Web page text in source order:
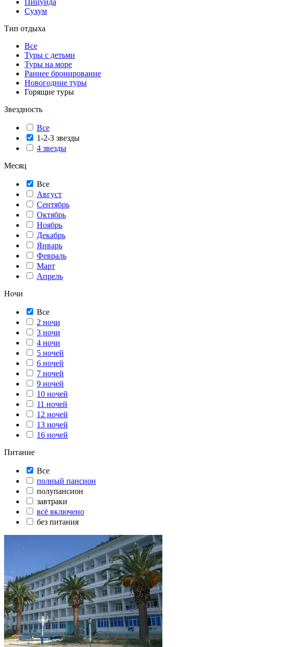
Сухум
Тип отдыха
Все
Туры с детьми
Туры на море
Раннее бронирование
Новогодние туры
Горящие туры
Звездность
Все
1-2-3 звезды
4 звезды
Месяц
Все
Август
Сентябрь
Октябрь
Ноябрь
Декабрь
Январь
Февраль
Март
Апрель
Ночи
Все
2 ночи
3 ночи
4 ночи
5 ночей
6 ночей
7 ночей
9 ночей
10 ночей
11 ночей
12 ночей
13 ночей
16 ночей
Питание
Все
полный пансион
полупансион
завтраки
всё включено
без питания